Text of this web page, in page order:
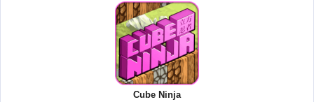
Cube Ninja